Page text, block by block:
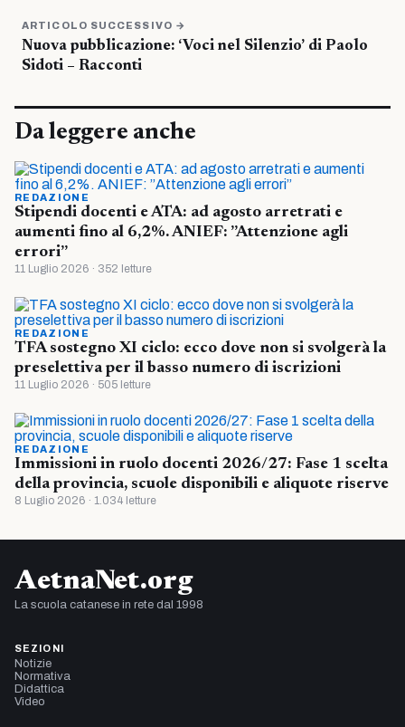
ARTICOLO SUCCESSIVO →
Nuova pubblicazione: ‘Voci nel Silenzio’ di Paolo
Sidoti – Racconti
Da leggere anche
REDAZIONE
Stipendi docenti e ATA: ad agosto arretrati e
aumenti fino al 6,2%. ANIEF: ”Attenzione agli
errori”
11 Luglio 2026 · 352 letture
REDAZIONE
TFA sostegno XI ciclo: ecco dove non si svolgerà la
preselettiva per il basso numero di iscrizioni
11 Luglio 2026 · 505 letture
REDAZIONE
Immissioni in ruolo docenti 2026/27: Fase 1 scelta
della provincia, scuole disponibili e aliquote riserve
8 Luglio 2026 · 1.034 letture
AetnaNet.org
La scuola catanese in rete dal 1998
SEZIONI
Notizie
Normativa
Didattica
Video